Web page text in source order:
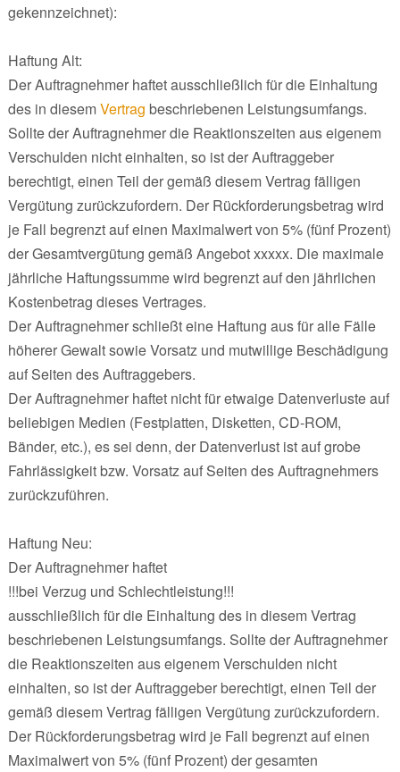
gekennzeichnet):
Haftung Alt:
Der Auftragnehmer haftet ausschließlich für die Einhaltung
des in diesemVertrag beschriebenen Leistungsumfangs.
Sollte der Auftragnehmer die Reaktionszeiten aus eigenem
Verschulden nicht einhalten, so ist der Auftraggeber
berechtigt, einen Teil der gemäß diesem Vertrag fälligen
Vergütung zurückzufordern. Der Rückforderungsbetrag wird
je Fall begrenzt auf einen Maximalwert von 5% (fünf Prozent)
der Gesamtvergütung gemäß Angebot xxxxx. Die maximale
jährliche Haftungssumme wird begrenzt auf den jährlichen
Kostenbetrag dieses Vertrages.
Der Auftragnehmer schließt eine Haftung aus für alle Fälle
höherer Gewalt sowie Vorsatz und mutwillige Beschädigung
auf Seiten des Auftraggebers.
Der Auftragnehmer haftet nicht für etwaige Datenverluste auf
beliebigen Medien (Festplatten, Disketten, CD-ROM,
Bänder, etc.), es sei denn, der Datenverlust ist auf grobe
Fahrlässigkeit bzw. Vorsatz auf Seiten des Auftragnehmers
zurückzuführen.
Haftung Neu:
Der Auftragnehmer haftet
!!!bei Verzug und Schlechtleistung!!!
ausschließlich für die Einhaltung des in diesem Vertrag
beschriebenen Leistungsumfangs. Sollte der Auftragnehmer
die Reaktionszeiten aus eigenem Verschulden nicht
einhalten, so ist der Auftraggeber berechtigt, einen Teil der
gemäß diesem Vertrag fälligen Vergütung zurückzufordern.
Der Rückforderungsbetrag wird je Fall begrenzt auf einen
Maximalwert von 5% (fünf Prozent) der gesamten